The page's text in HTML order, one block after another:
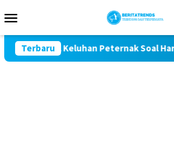
ke
Mobile
Terbaru
Keluhan Peternak Soal Harga